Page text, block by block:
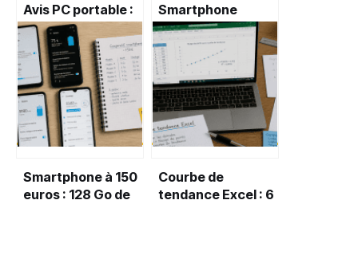
Avis PC portable :
16 Go de RAM et
dalle OLED, le duo
indispensable pour
éviter
l’obsolescence
Smartphone
professionnel : 3
critères de
sélection pour
sécuriser vos
données et
booster votre
productivité
Smartphone à 150
euros : 128 Go de
Courbe de
tendance Excel : 6